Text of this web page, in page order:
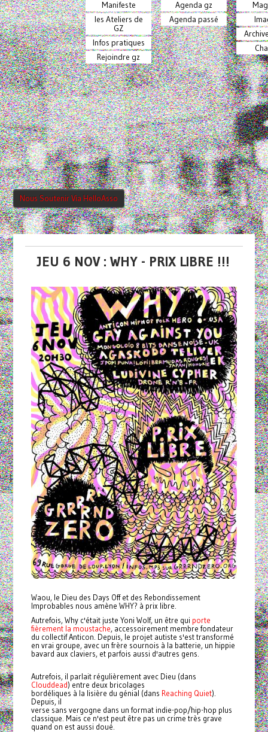
Manifeste
les Ateliers de
GZ
Infos pratiques
Rejoindre gz
Agenda gz
Agenda passé
Nous Soutenir Via HelloAsso
JEU 6 NOV : WHY - PRIX LIBRE !!!
Waou, le Dieu des Days Off et des Rebondissement
Improbables nous amène WHY? à prix libre.
Autrefois, Why c'était juste Yoni Wolf, un être qui porte
fièrement la moustache, accessoirementmembre fondateur
du collectif Anticon. Depuis, le projet autiste s'est transformé
en vrai groupe, avec un frère sournois à la batterie, un hippie
bavard aux claviers, et parfois aussi d'autres gens.
Autrefois, il parlait régulièrement avec Dieu (dans
Clouddead) entre deux bricolages
bordéliques à la lisière du génial (dans Reaching Quiet).
Depuis, il
verse sans vergogne dans un format indie-pop/hip-hop plus
classique. Mais ce n'est peut être pas un crime très grave
quand on est aussi doué.